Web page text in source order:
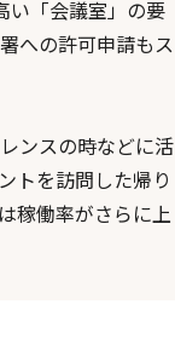
い「会議室」の要
への許可申請もス
ンスの時などに活
トを訪問した帰り
稼働率がさらに上